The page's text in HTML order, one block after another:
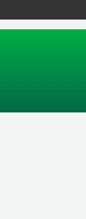
window.dataLayer =